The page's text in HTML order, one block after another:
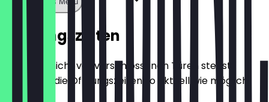
Öffnungszeiten
Damit du nicht vor verschlossenen Türen stehst,
halten wir die Öffnungszeiten so aktuell wie möglich.